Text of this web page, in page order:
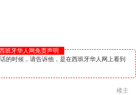
班牙华人网免责声明
的时候，请告诉他，是在西班牙华人网上看到
楼主